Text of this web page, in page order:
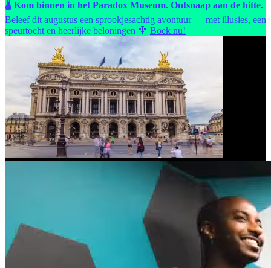
🌡️ Kom binnen in het Paradox Museum. Ontsnaap aan de hitte.
Beleef dit augustus een sprookjesachtig avontuur — met illusies, een
speurtocht en heerlijke beloningen 🍭 Boek nu!